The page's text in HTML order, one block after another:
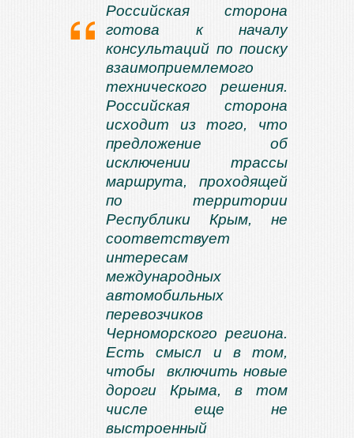
Российская сторона
готова к началу
консультаций по поиску
взаимоприемлемого
технического решения.
Российская сторона
исходит из того, что
предложение об
исключении трассы
маршрута, проходящей
по территории
Республики Крым, не
соответствует
интересам
международных
автомобильных
перевозчиков
Черноморского региона.
Есть смысл и в том,
чтобы включить новые
дороги Крыма, в том
числе еще не
выстроенный